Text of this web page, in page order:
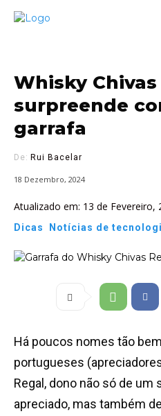
Whisky Chivas
surpreende
garrafa
De: Rui Bacelar
18 Dezembro, 2024
Atualizado em: 13 de Fevereiro,
Dicas Notícias de
Há poucos nomes tão
portugueses
Regal, dono não só de um
apreciado, mas também